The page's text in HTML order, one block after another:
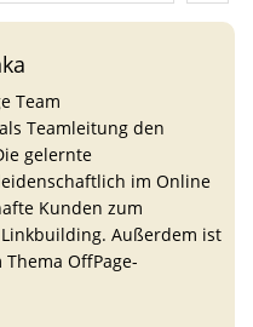
Team
Teamleitung den
gelernte
im Online
Kunden zum
Außerdem ist
OffPage-